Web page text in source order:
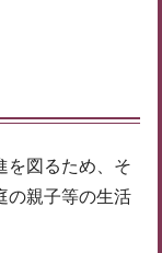
を図るため、そ
の親子等の生活